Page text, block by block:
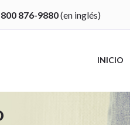
876-9880(en inglés)
INICIO